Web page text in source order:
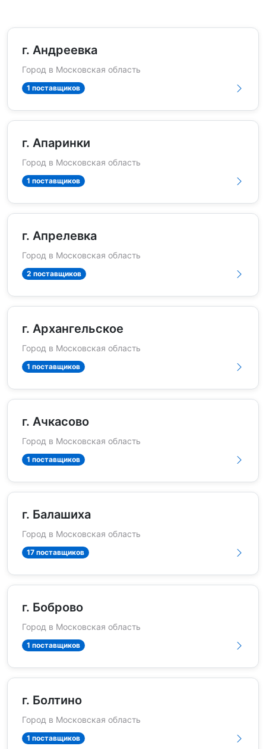
г. Андреевка
Город в Московская область
1 поставщиков
г. Апаринки
Город в Московская область
1 поставщиков
г. Апрелевка
Город в Московская область
2 поставщиков
г. Архангельское
Город в Московская область
1 поставщиков
г. Ачкасово
Город в Московская область
1 поставщиков
г. Балашиха
Город в Московская область
17 поставщиков
г. Боброво
Город в Московская область
1 поставщиков
г. Болтино
Город в Московская область
1 поставщиков